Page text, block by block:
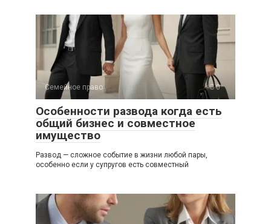
Семейное право 0
Особенности развода когда есть
общий бизнес и совместное
имущество
Развод — сложное событие в жизни любой пары,
особенно если у супругов есть совместный